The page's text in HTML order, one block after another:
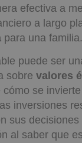
efectiva a
a largo
para una familia.
puede ser
sobre valores
se
inversiones
sus
al saber que